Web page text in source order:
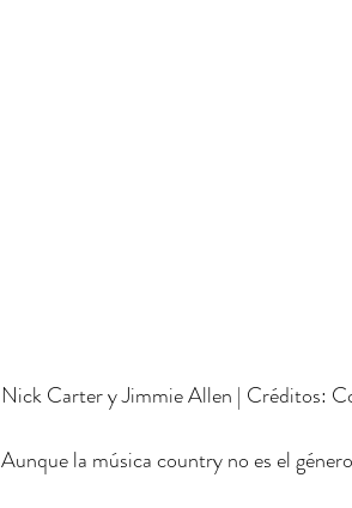
Nick Carter y Jimmie Allen | Créditos:
Aunque la música country no es el